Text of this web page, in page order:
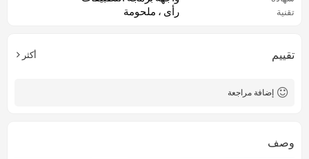
تقنية رأى ، ملحومة
تقييم أكثر
إضافة مراجعة
وصف